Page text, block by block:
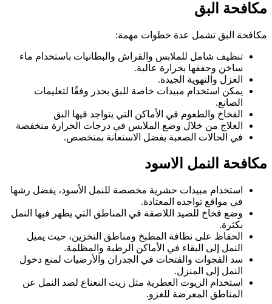
مكافحة البق
مكافحة البق تشمل عدة خطوات مهمة:
تنظيف شامل للملابس والفراش والبطانيات باستخدام ماء
ساخن وجففها بحرارة عالية.
العزل والتهوية الجيدة.
يمكن استخدام مبيدات خاصة للبق بحذر وفقًا لتعليمات
الصانع.
الفخاخ والطعوم في الأماكن التي يتواجد فيها البق
العلاج من خلال وضع الملابس في درجات الحرارة منخفضة
في الحالات الصعبة يفضل الاستعانة بمتخصص.
مكافحة النمل الاسود
استخدام مبيدات حشرية مخصصة للنمل الأسود، يفضل رشها
في مواقع تواجده المعتادة.
وضع فخاخ للصيد اللاصقة في المناطق التي يظهر فيها النمل
بكثرة.
الحفاظ على نظافة المطبخ ومناطق التخزين، حيث يميل
النمل إلى البقاء في الأماكن الرطبة والمظلمة.
سد الفجوات والفتحات في الجدران والأرضيات لمنع دخول
النمل إلى المنزل.
استخدام الزيوت العطرية مثل زيت النعناع لصد النمل عن
المناطق المعرضة للغزو.